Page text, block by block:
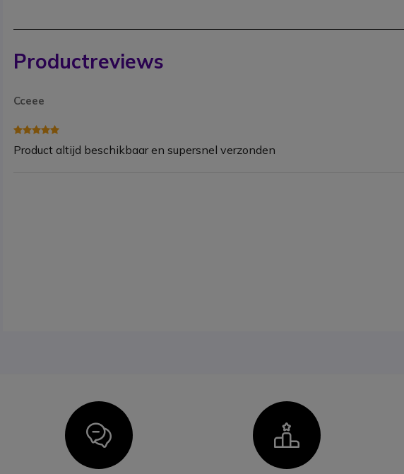
Productreviews
Cceee
Product altijd beschikbaar en supersnel verzonden
Icon Icon